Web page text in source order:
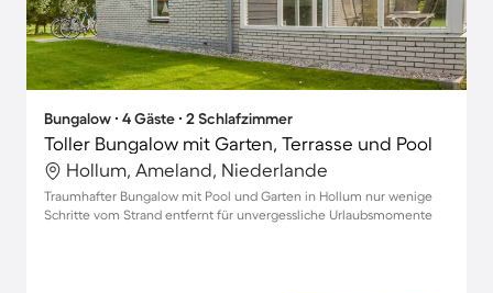
Bungalow ∙ 4 Gäste ∙ 2 Schlafzimmer
Toller Bungalow mit Garten, Terrasse und Pool
Hollum, Ameland, Niederlande
Traumhafter Bungalow mit Pool und Garten in Hollum nur wenige
Schritte vom Strand entfernt für unvergessliche Urlaubsmomente